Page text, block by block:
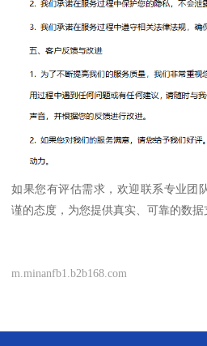
如果您有评估需求，欢迎联系专业团
谨的态度，为您提供真实、可靠的数据
m.minanfb1.b2b168.com